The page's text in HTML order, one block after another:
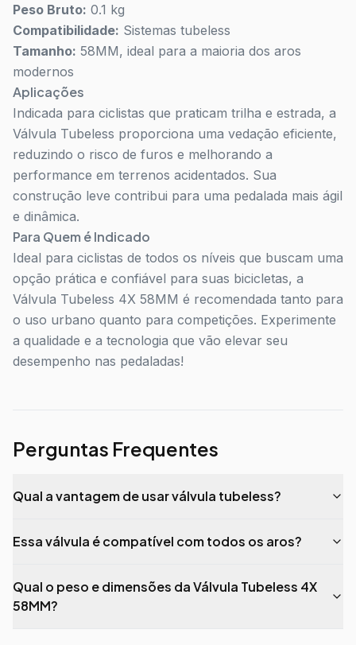
Peso Bruto: 0.1 kg
Compatibilidade: Sistemas tubeless
Tamanho: 58MM, ideal para a maioria dos aros
modernos
Aplicações
Indicada para ciclistas que praticam trilha e estrada, a
Válvula Tubeless proporciona uma vedação eficiente,
reduzindo o risco de furos e melhorando a
performance em terrenos acidentados. Sua
construção leve contribui para uma pedalada mais ágil
e dinâmica.
Para Quem é Indicado
Ideal para ciclistas de todos os níveis que buscam uma
opção prática e confiável para suas bicicletas, a
Válvula Tubeless 4X 58MM é recomendada tanto para
o uso urbano quanto para competições. Experimente
a qualidade e a tecnologia que vão elevar seu
desempenho nas pedaladas!
Perguntas Frequentes
Qual a vantagem de usar válvula tubeless?
Essa válvula é compatível com todos os aros?
Qual o peso e dimensões da Válvula Tubeless 4X
58MM?